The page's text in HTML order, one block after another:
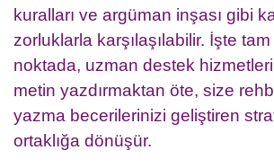
kuralları ve argüman inşası gibi
zorluklarla karşılaşılabilir. İşte
noktada, uzman destek
metin yazdırmaktan öte, size
yazma becerilerinizi geliştiren
ortaklığa dönüşür.